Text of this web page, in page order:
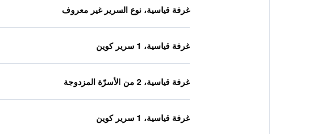
غرفة قياسية، نوع السرير غير معروف
غرفة قياسية، 1 سرير كوين
غرفة قياسية، 2 من الأسرّة المزدوجة
غرفة قياسية، 1 سرير كوين